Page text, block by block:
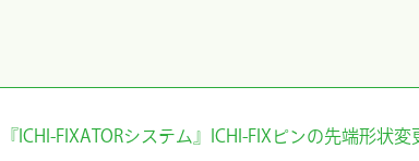
『ICHI-FIXATORシステム』ICHI-FIXピンの先端形状